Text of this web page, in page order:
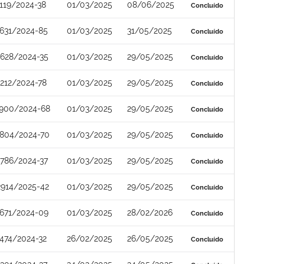
2024-38 01/03/2025 08/06/2025 Concluído
2024-85 01/03/2025 31/05/2025 Concluído
2024-35 01/03/2025 29/05/2025 Concluído
2024-78 01/03/2025 29/05/2025 Concluído
2024-68 01/03/2025 29/05/2025 Concluído
2024-70 01/03/2025 29/05/2025 Concluído
2024-37 01/03/2025 29/05/2025 Concluído
2025-42 01/03/2025 29/05/2025 Concluído
2024-09 01/03/2025 28/02/2026 Concluído
2024-32 26/02/2025 26/05/2025 Concluído